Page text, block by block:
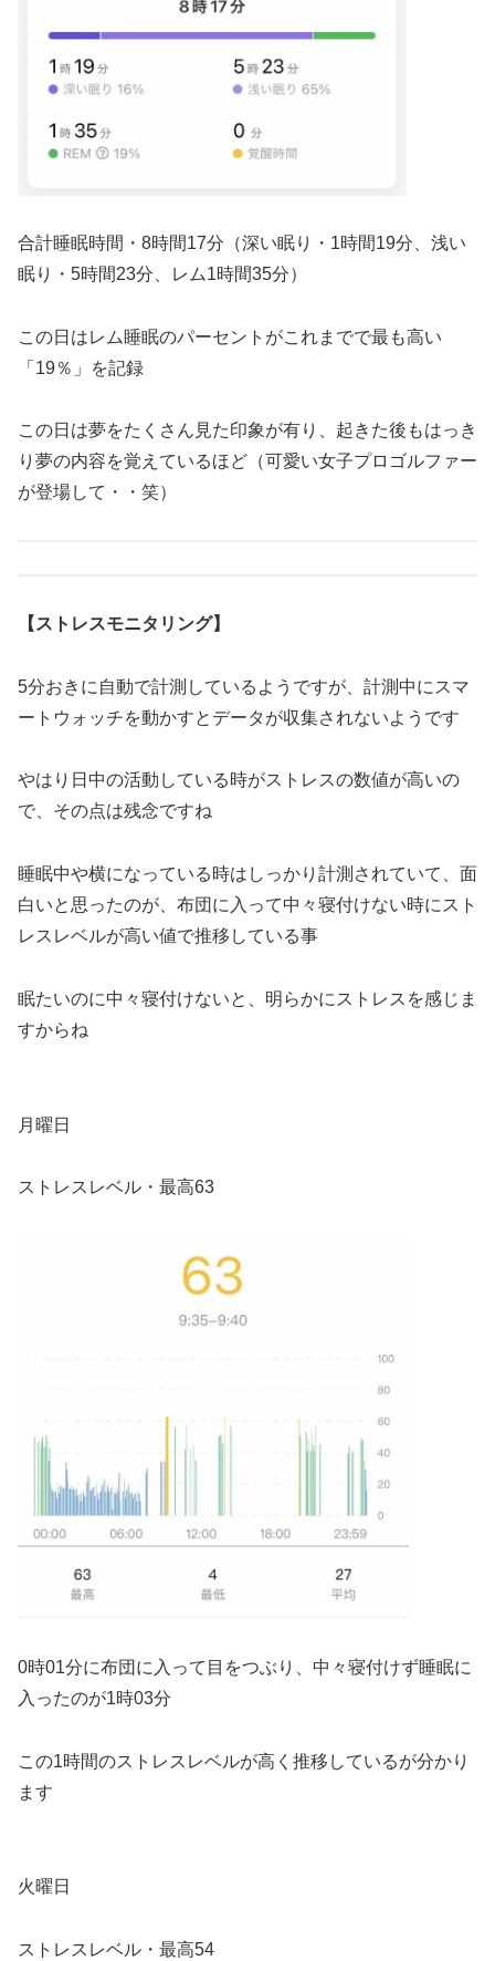
合計睡眠時間・8時間17分（深い眠り・1時間19分、浅い
眠り・5時間23分、レム1時間35分）
この日はレム睡眠のパーセントがこれまでで最も高い
「19％」を記録
この日は夢をたくさん見た印象が有り、起きた後もはっき
り夢の内容を覚えているほど（可愛い女子プロゴルファー
が登場して・・笑）
【ストレスモニタリング】
5分おきに自動で計測しているようですが、計測中にスマ
ートウォッチを動かすとデータが収集されないようです
やはり日中の活動している時がストレスの数値が高いの
で、その点は残念ですね
睡眠中や横になっている時はしっかり計測されていて、面
白いと思ったのが、布団に入って中々寝付けない時にスト
レスレベルが高い値で推移している事
眠たいのに中々寝付けないと、明らかにストレスを感じま
すからね
月曜日
ストレスレベル・最高63
0時01分に布団に入って目をつぶり、中々寝付けず睡眠に
入ったのが1時03分
この1時間のストレスレベルが高く推移しているが分かり
ます
火曜日
ストレスレベル・最高54